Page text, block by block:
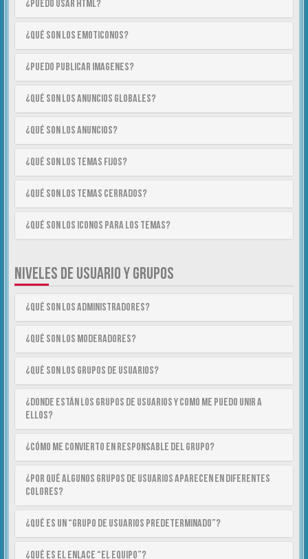
¿Puedo usar HTML?
¿Qué son los emoticonos?
¿Puedo publicar imagenes?
¿Qué son los anuncios globales?
¿Qué son los anuncios?
¿Qué son los temas fijos?
¿Qué son los temas cerrados?
¿Qué son los iconos para los temas?
NIVELES DE USUARIO Y GRUPOS
¿Qué son los Administradores?
¿Qué son los Moderadores?
¿Qué son los Grupos de Usuarios?
¿Donde están los Grupos de Usuarios y como me puedo unir a
ellos?
¿Cómo me convierto en Responsable del Grupo?
¿Por qué algunos Grupos de Usuarios aparecen en diferentes
colores?
¿Qué es un “Grupo de Usuarios predeterminado”?
¿Qué es el enlace “El equipo”?